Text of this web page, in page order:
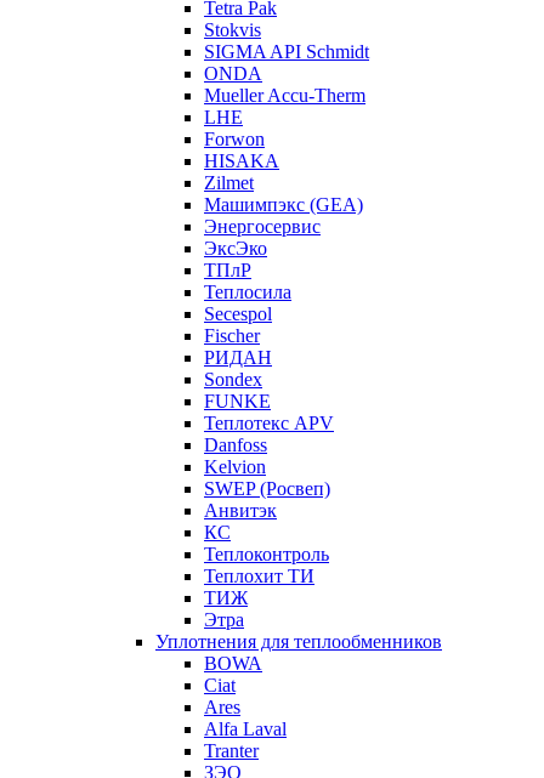
Tetra Pak
Stokvis
SIGMA API Schmidt
ONDA
Mueller Accu-Therm
LHE
Forwon
HISAKA
Zilmet
Машимпэкс (GEA)
Энергосервис
ЭксЭко
ТПлР
Теплосила
Secespol
Fischer
РИДАН
Sondex
FUNKE
Теплотекс APV
Danfoss
Kelvion
SWEP (Росвеп)
Анвитэк
КС
Теплоконтроль
Теплохит ТИ
ТИЖ
Этра
Уплотнения для теплообменников
BOWA
Ciat
Ares
Alfa Laval
Tranter
ЗЭО